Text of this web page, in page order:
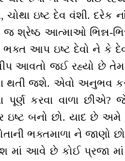
ચોથા ઇષ્ટ દેવ વંશી. દરેક
જ શ્રેષ્ઠ આત્માઓ ભિન્ન-
આપ ઇષ્ટ દેવો ને કે
આવતો જઈ રહ્યો છે
થતી જશે. એવો અનુભવ
કરવા વાળા છીએ?
બનો છો. યાદ છે અમે
ભક્તમાળા ને જાણો
માં આવે છે કોઈ પ્રજા